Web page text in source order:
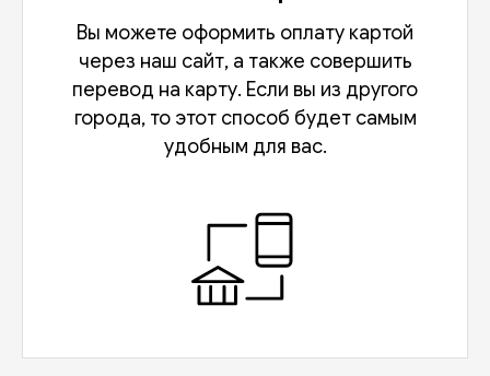
Вы можете оформить оплату картой
через наш сайт, а также совершить
перевод на карту. Если вы из другого
города, то этот способ будет самым
удобным для вас.